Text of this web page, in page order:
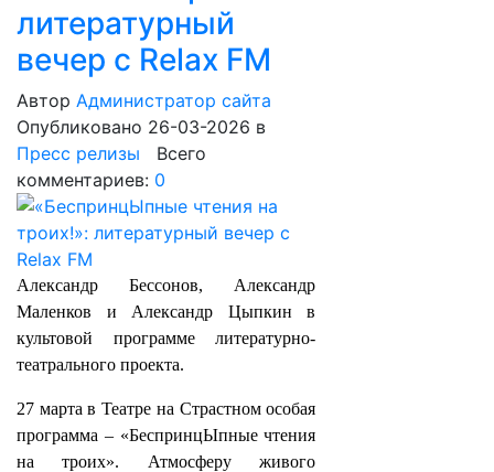
литературный
вечер с Relax FM
Автор Администратор сайта
Опубликовано 26-03-2026 в
Пресс релизы Всего
комментариев: 0
Александр Бессонов, Александр
Маленков и Александр Цыпкин в
культовой программе литературно-
театрального проекта.
27 марта в Театре на Страстном особая
программа – «БеспринцЫпные чтения
на троих». Атмосферу живого